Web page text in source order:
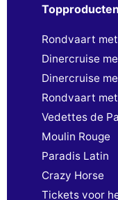
Topproducten
Rondvaart
Dinercruise
Dinercruise
Rondvaart
Vedettes de
Moulin Rouge
Paradis Latin
Crazy Horse
Tickets voor